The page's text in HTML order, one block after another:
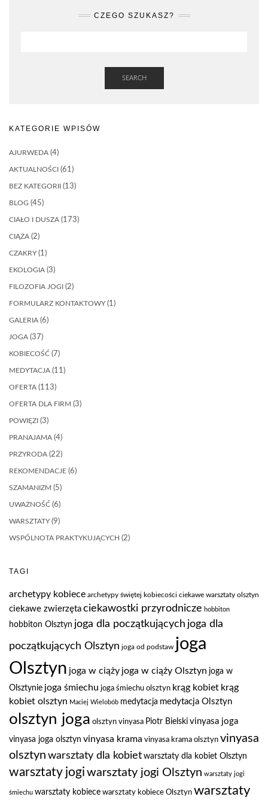
CZEGO SZUKASZ?
SEARCH
KATEGORIE WPISÓW
AJURWEDA (4)
AKTUALNOŚCI (61)
BEZ KATEGORII (13)
BLOG (45)
CIAŁO I DUSZA (173)
CIĄŻA (2)
CZAKRY(1)
EKOLOGIA (3)
FILOZOFIA JOGI (2)
FORMULARZ KONTAKTOWY(1)
GALERIA (6)
JOGA (37)
KOBIECOŚĆ (7)
MEDYTACJA (11)
OFERTA (113)
OFERTA DLA FIRM (3)
POWIĘZI (3)
PRANAJAMA (4)
PRZYRODA (22)
REKOMENDACJE (6)
SZAMANIZM (5)
UWAŻNOŚĆ (6)
WARSZTATY(9)
WSPÓLNOTA PRAKTYKUJĄCYCH (2)
TAGI
archetypy kobiece archetypy świętej kobiecości ciekawe warsztaty olsztyn
ciekawe zwierzęta ciekawostki przyrodnicze hobbiton
hobbiton Olsztyn joga dla początkujących joga dla
początkujących Olsztyn joga od podstaw joga
Olsztyn joga w ciąży joga w ciąży Olsztyn joga w
Olsztynie joga śmiechu joga śmiechu olsztyn krąg kobiet krąg
kobiet olsztyn Maciej Wielobób medytacja medytacja Olsztyn
olsztyn joga olsztyn vinyasa Piotr Bielski vinyasa joga
vinyasa joga olsztyn vinyasa krama vinyasa krama olsztyn vinyasa
olsztyn warsztaty dla kobiet warsztaty dla kobiet Olsztyn
warsztaty jogi warsztaty jogi Olsztyn warsztaty jogi
śmiechu warsztaty kobiece warsztaty kobiece Olsztyn warsztaty